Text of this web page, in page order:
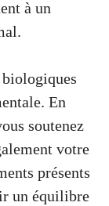
à un
En
soutenez
votre
présents
un équilibre